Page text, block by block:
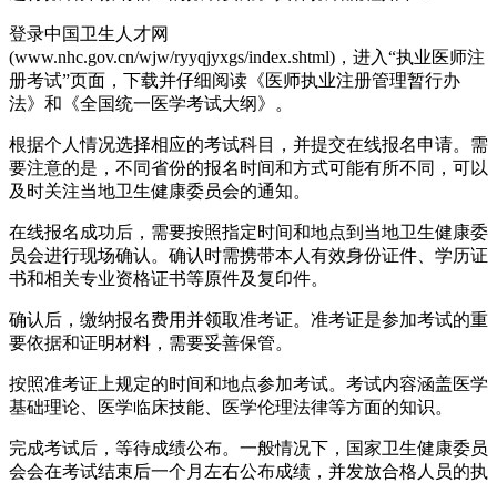
登录中国卫生人才网
(www.nhc.gov.cn/wjw/ryyqjyxgs/index.shtml)，进入“执业医师注
册考试”页面，下载并仔细阅读《医师执业注册管理暂行办
法》和《全国统一医学考试大纲》。
根据个人情况选择相应的考试科目，并提交在线报名申请。需
要注意的是，不同省份的报名时间和方式可能有所不同，可以
及时关注当地卫生健康委员会的通知。
在线报名成功后，需要按照指定时间和地点到当地卫生健康委
员会进行现场确认。确认时需携带本人有效身份证件、学历证
书和相关专业资格证书等原件及复印件。
确认后，缴纳报名费用并领取准考证。准考证是参加考试的重
要依据和证明材料，需要妥善保管。
按照准考证上规定的时间和地点参加考试。考试内容涵盖医学
基础理论、医学临床技能、医学伦理法律等方面的知识。
完成考试后，等待成绩公布。一般情况下，国家卫生健康委员
会会在考试结束后一个月左右公布成绩，并发放合格人员的执